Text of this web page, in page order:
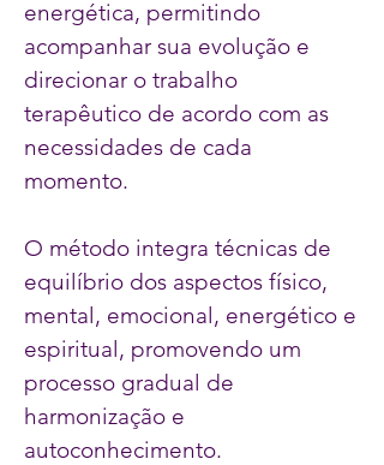
energética, permitindo
acompanhar sua evolução e
direcionar o trabalho
terapêutico de acordo com as
necessidades de cada
momento.
O método integra técnicas de
equilíbrio dos aspectos físico,
mental, emocional, energético e
espiritual, promovendo um
processo gradual de
harmonização e
autoconhecimento.